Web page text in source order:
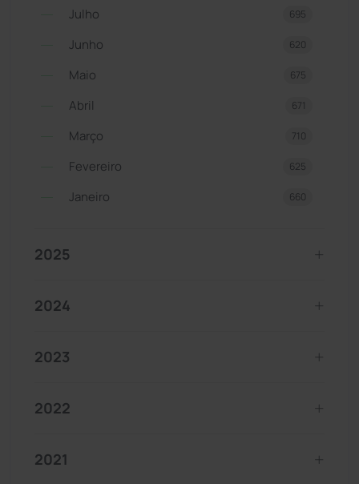
Julho 695
Junho 620
Maio 675
Abril 671
Março 710
Fevereiro 625
Janeiro 660
2025
2024
2023
2022
2021